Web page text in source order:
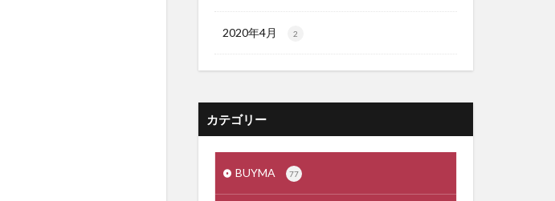
2020年4月 2
カテゴリー
BUYMA 77